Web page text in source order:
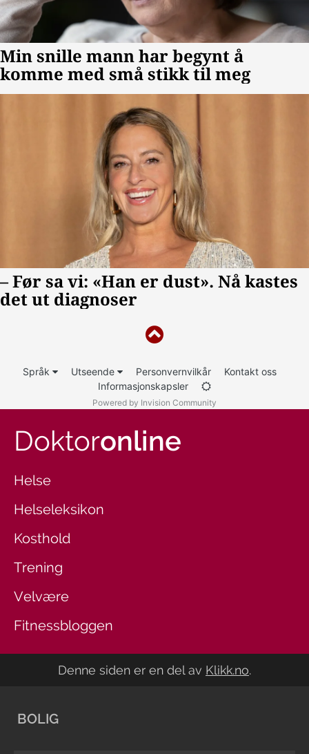
Språk Utseende Personvernvilkår
Kontakt oss
Informasjonskapsler
Powered by Invision Community
Doktoronline
Helse
Helseleksikon
Kosthold
Trening
Velvære
Fitnessbloggen
Denne siden er en del av Klikk.no.
BOLIG